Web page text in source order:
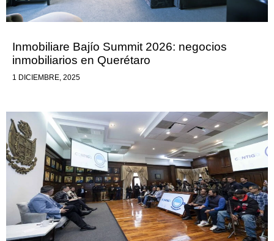
Inmobiliare Bajío Summit 2026: negocios
inmobiliarios en Querétaro
1 DICIEMBRE, 2025